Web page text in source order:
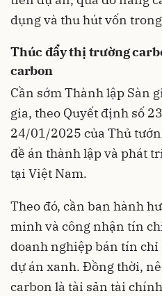
dụng và thu hút vốn
Thúc đẩy thị trường
carbon
Cần sớm Thành lập Sàn
gia, theo Quyết định số
24/01/2025 của Thủ
đề án thành lập và phát
tại Việt Nam.
Theo đó, cần ban hành
minh và công nhận tín
doanh nghiệp bán tín chỉ
dự án xanh. Đồng thời,
carbon là tài sản tài